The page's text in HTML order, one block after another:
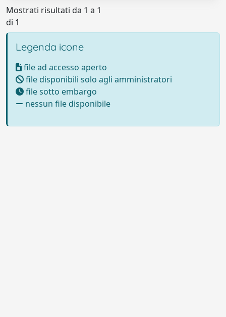
Mostrati risultati da 1 a 1
di 1
Legenda icone
file ad accesso aperto
file disponibili solo agli amministratori
file sotto embargo
nessun file disponibile